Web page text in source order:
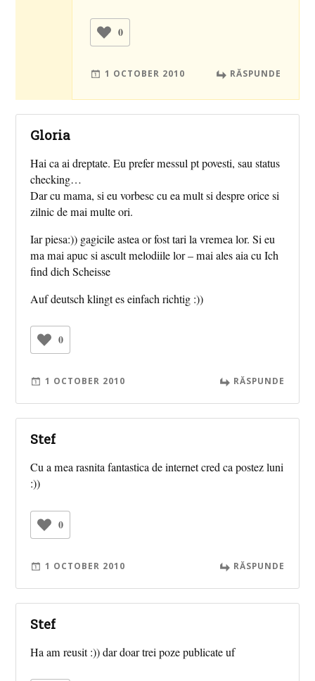
0
1 OCTOBER 2010 RĂSPUNDE
Gloria
Hai ca ai dreptate. Eu prefer messul pt povesti, sau status
checking…
Dar cu mama, si eu vorbesc cu ea mult si despre orice si
zilnic de mai multe ori.
Iar piesa:)) gagicile astea or fost tari la vremea lor. Si eu
ma mai apuc si ascult melodiile lor – mai ales aia cu Ich
find dich Scheisse
Auf deutsch klingt es einfach richtig :))
0
1 OCTOBER 2010 RĂSPUNDE
Stef
Cu a mea rasnita fantastica de internet cred ca postez luni
:))
0
1 OCTOBER 2010 RĂSPUNDE
Stef
Ha am reusit :)) dar doar trei poze publicate uf